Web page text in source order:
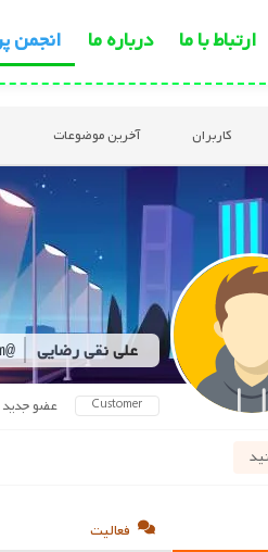
ارتباط با ما درباره ما انجمن
کاربران آخرین موضوعات
علی نقی رضایی @jdhjhfddfgmail-com
Customer عضو جدید
فعالیت